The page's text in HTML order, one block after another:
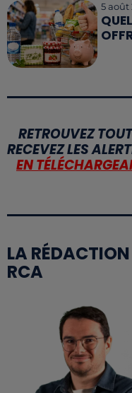
5 août
RETROUVEZ
RECEVEZ LES
EN
LA RÉDACTION
RCA